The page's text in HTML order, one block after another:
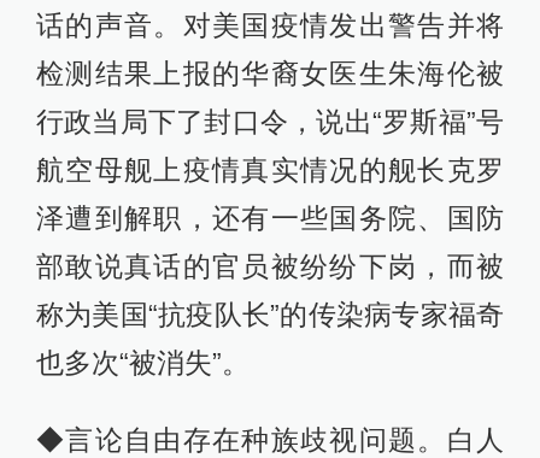
话的声音。对美国疫情发出警告并将
检测结果上报的华裔女医生朱海伦被
行政当局下了封口令，说出“罗斯福”号
航空母舰上疫情真实情况的舰长克罗
泽遭到解职，还有一些国务院、国防
部敢说真话的官员被纷纷下岗，而被
称为美国“抗疫队长”的传染病专家福奇
也多次“被消失”。
◆言论自由存在种族歧视问题。白人